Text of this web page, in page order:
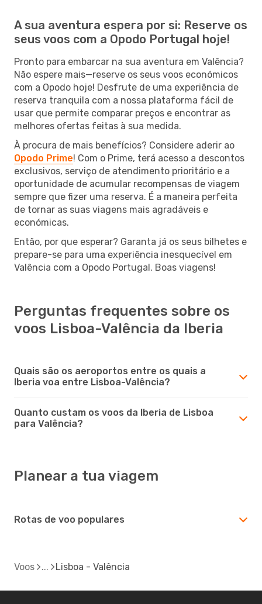
A sua aventura espera por si: Reserve os
seus voos com a Opodo Portugal hoje!
Pronto para embarcar na sua aventura em Valência?
Não espere mais—reserve os seus voos económicos
com a Opodo hoje! Desfrute de uma experiência de
reserva tranquila com a nossa plataforma fácil de
usar que permite comparar preços e encontrar as
melhores ofertas feitas à sua medida.
À procura de mais benefícios? Considere aderir ao
Opodo Prime! Com o Prime, terá acesso a descontos
exclusivos, serviço de atendimento prioritário e a
oportunidade de acumular recompensas de viagem
sempre que fizer uma reserva. É a maneira perfeita
de tornar as suas viagens mais agradáveis e
económicas.
Então, por que esperar? Garanta já os seus bilhetes e
prepare-se para uma experiência inesquecível em
Valência com a Opodo Portugal. Boas viagens!
Perguntas frequentes sobre os
voos Lisboa-Valência da Iberia
Quais são os aeroportos entre os quais a
Iberia voa entre Lisboa-Valência?
Quanto custam os voos da Iberia de Lisboa
para Valência?
Planear a tua viagem
Rotas de voo populares
Voos Lisboa - Valência